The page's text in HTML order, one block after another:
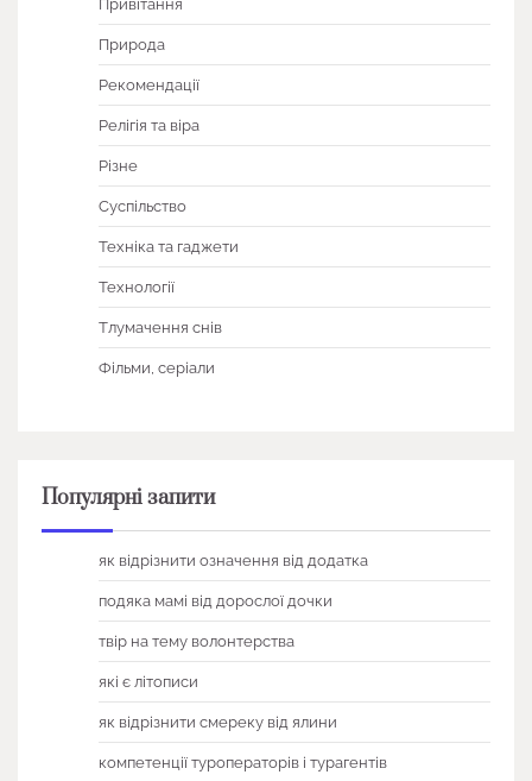
Привітання
Природа
Рекомендації
Релігія та віра
Різне
Суспільство
Техніка та гаджети
Технології
Тлумачення снів
Фільми, серіали
Популярні запити
як відрізнити означення від додатка
подяка мамі від дорослої дочки
твір на тему волонтерства
які є літописи
як відрізнити смереку від ялини
компетенції туроператорів і турагентів